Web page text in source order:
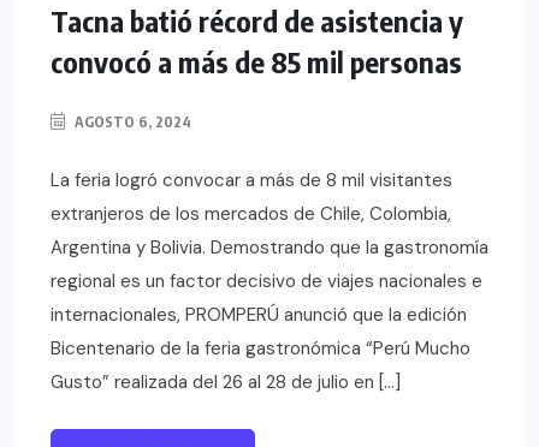
Tacna batió récord de asistencia y
convocó a más de 85 mil personas
AGOSTO 6, 2024
La feria logró convocar a más de 8 mil visitantes
extranjeros de los mercados de Chile, Colombia,
Argentina y Bolivia. Demostrando que la gastronomía
regional es un factor decisivo de viajes nacionales e
internacionales, PROMPERÚ anunció que la edición
Bicentenario de la feria gastronómica “Perú Mucho
Gusto” realizada del 26 al 28 de julio en […]